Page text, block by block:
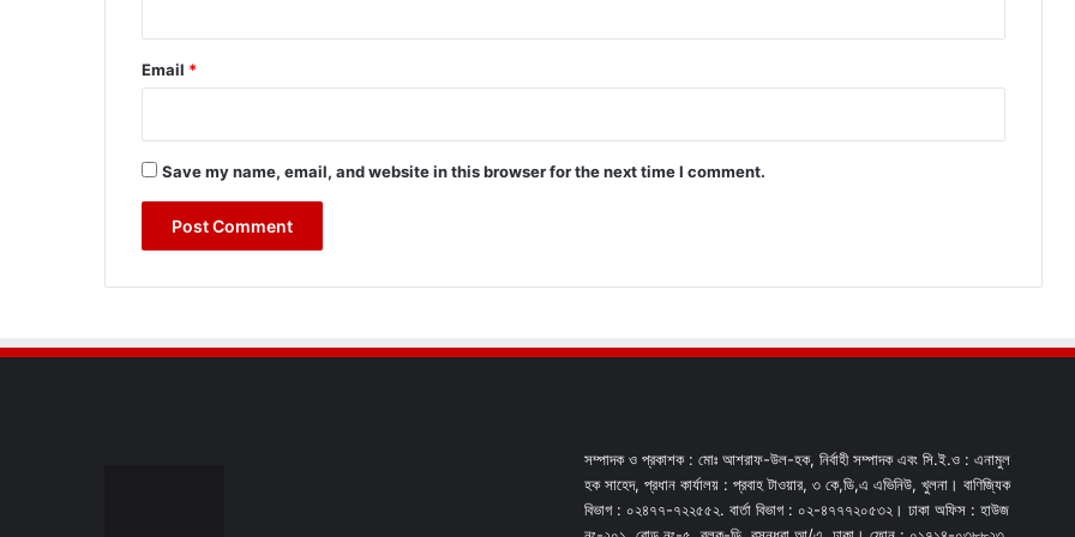
Email *
Save my name, email, and website in this browser for the next time I comment.
সম্পাদক ও প্রকাশক : মোঃ আশরাফ-উল-হক, নির্বাহী সম্পাদক এবং সি.ই.ও : এনামুল
হক সাহেদ, প্রধান কার্যালয় : প্রবাহ টাওয়ার, ৩ কে,ডি,এ এভিনিউ, খুলনা। বাণিজ্যিক
বিভাগ : ০২৪৭৭-৭২২৫৫২. বার্তা বিভাগ : ০২-৪৭৭৭২০৫৩২। ঢাকা অফিস : হাউজ